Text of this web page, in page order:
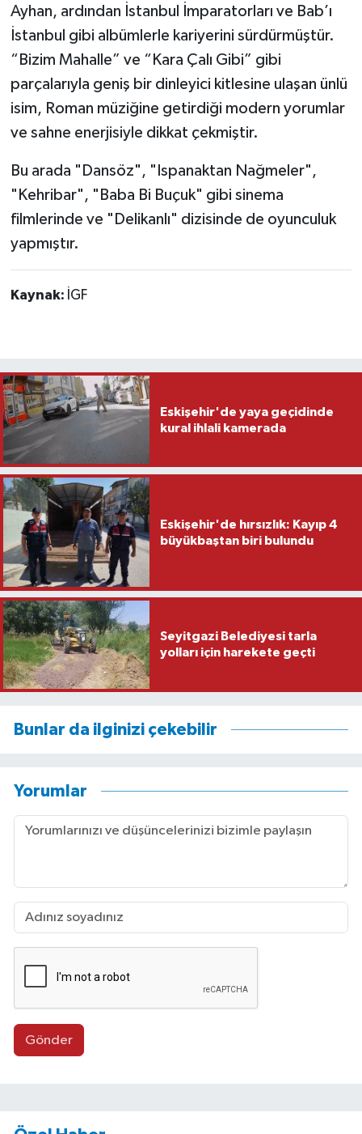
Ayhan, ardından İstanbul İmparatorları ve Bab’ı
İstanbul gibi albümlerle kariyerini sürdürmüştür.
“Bizim Mahalle” ve “Kara Çalı Gibi” gibi
parçalarıyla geniş bir dinleyici kitlesine ulaşan ünlü
isim, Roman müziğine getirdiği modern yorumlar
ve sahne enerjisiyle dikkat çekmiştir.
Bu arada "Dansöz", "Ispanaktan Nağmeler",
"Kehribar", "Baba Bi Buçuk" gibi sinema
filmlerinde ve "Delikanlı" dizisinde de oyunculuk
yapmıştır.
Kaynak: İGF
Eskişehir'de yaya geçidinde
kural ihlali kamerada
Eskişehir'de hırsızlık: Kayıp 4
büyükbaştan biri bulundu
Seyitgazi Belediyesi tarla
yolları için harekete geçti
Bunlar da ilginizi çekebilir
Yorumlar
Gönder